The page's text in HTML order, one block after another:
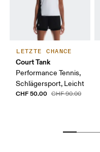
LETZTE CHANCE
Court Tank
Performance Tennis,
Schlägersport, Leicht
CHF 50.00 CHF 90.00